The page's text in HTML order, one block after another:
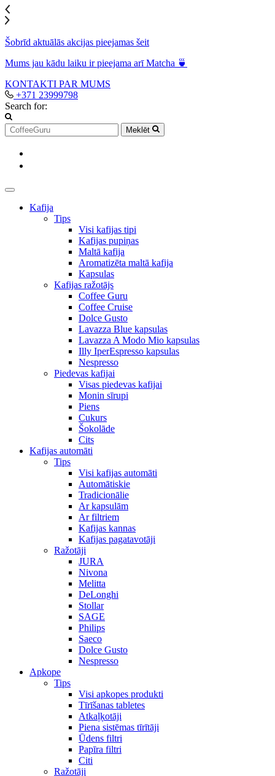
Šobrīd aktuālās akcijas pieejamas šeit
Mums jau kādu laiku ir pieejama arī Matcha 🍵
KONTAKTI PAR MUMS
+371 23999798
Search for:
Meklēt
Kafija
Tips
Visi kafijas tipi
Kafijas pupiņas
Maltā kafija
Aromatizēta maltā kafija
Kapsulas
Kafijas ražotājs
Coffee Guru
Coffee Cruise
Dolce Gusto
Lavazza Blue kapsulas
Lavazza A Modo Mio kapsulas
Illy IperEspresso kapsulas
Nespresso
Piedevas kafijai
Visas piedevas kafijai
Monin sīrupi
Piens
Cukurs
Šokolāde
Cits
Kafijas automāti
Tips
Visi kafijas automāti
Automātiskie
Tradicionālie
Ar kapsulām
Ar filtriem
Kafijas kannas
Kafijas pagatavotāji
Ražotāji
JURA
Nivona
Melitta
DeLonghi
Stollar
SAGE
Philips
Saeco
Dolce Gusto
Nespresso
Apkope
Tips
Visi apkopes produkti
Tīrīšanas tabletes
Atkaļķotāji
Piena sistēmas tīrītāji
Ūdens filtri
Papīra filtri
Citi
Ražotāji